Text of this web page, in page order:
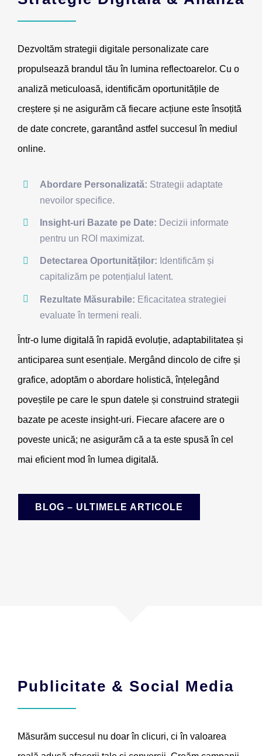
Dezvoltăm strategii digitale personalizate care
propulsează brandul tău în lumina reflectoarelor. Cu o
analiză meticuloasă, identificăm oportunitățile de
creștere și ne asigurăm că fiecare acțiune este însoțită
de date concrete, garantând astfel succesul în mediul
online.
Abordare Personalizată: Strategii adaptate
nevoilor specifice.
Insight-uri Bazate pe Date: Decizii informate
pentru un ROI maximizat.
Detectarea Oportunităților: Identificăm și
capitalizăm pe potențialul latent.
Rezultate Măsurabile: Eficacitatea strategiei
evaluate în termeni reali.
Într-o lume digitală în rapidă evoluție, adaptabilitatea și
anticiparea sunt esențiale. Mergând dincolo de cifre și
grafice, adoptăm o abordare holistică, înțelegând
poveștile pe care le spun datele și construind strategii
bazate pe aceste insight-uri. Fiecare afacere are o
poveste unică; ne asigurăm că a ta este spusă în cel
mai eficient mod în lumea digitală.
BLOG – ULTIMELE ARTICOLE
Publicitate & Social Media
Măsurăm succesul nu doar în clicuri, ci în valoarea